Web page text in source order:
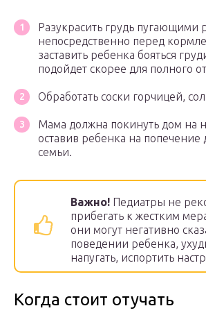
Разукрасить грудь пугающими
непосредственно перед
заставить ребенка бояться
подойдет скорее для полного
Обработать соски горчицей,
Мама должна покинуть дом на
оставив ребенка на попечение
семьи.
Важно! Педиатры не
прибегать к жестким
они могут негативно
поведении ребенка,
напугать, испортить
Когда стоит отучать